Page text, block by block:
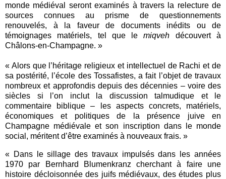
monde médiéval seront examinés à travers la relecture de
sources connues au prisme de questionnements
renouvelés, à la faveur de documents inédits ou de
témoignages matériels, tel que lemiqveh découvert à
Châlons-en-Champagne. »
« Alors que l ’héritage religieux et intellectuel de Rachi et de
sa postérité, l ’école des Tossafistes, a fait l ’objet de travaux
nombreux et approfondis depuis des décennies –voire des
siècles si l ’on inclut la discussion talmudique et le
commentaire biblique– les aspects concrets, matériels,
économiques et politiques de la présence juive en
Champagne médiévale et son inscription dans le monde
social, méritent d’être examinés à nouveaux frais. »
« Dans le sillage des travaux impulsés dans les années
1970 par Bernhard Blumenkranz cherchant à faire une
histoire décloisonnée des juifs médiévaux, des études plus